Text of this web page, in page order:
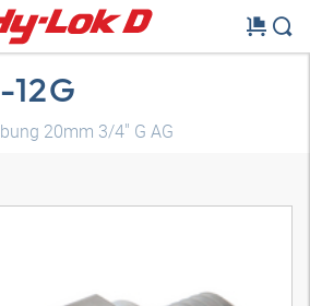
20mm 3/4" G AG